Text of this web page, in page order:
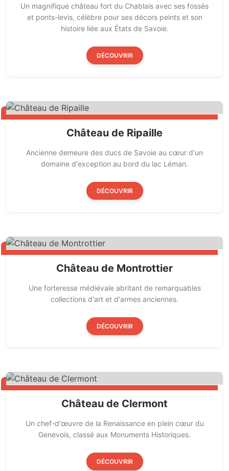
Un magnifique château fort du Chablais avec ses fossés
et ponts-levis, célèbre pour ses décors peints et son
histoire liée aux États de Savoie.
DÉCOUVRIR
Château de Ripaille
Ancienne demeure des ducs de Savoie au cœur d'un
domaine d'exception au bord du lac Léman.
DÉCOUVRIR
Château de Montrottier
Une forteresse médiévale abritant de remarquables
collections d'art et d'armes anciennes.
DÉCOUVRIR
Château de Clermont
Un chef-d'œuvre de la Renaissance en plein cœur du
Genevois, classé aux Monuments Historiques.
DÉCOUVRIR